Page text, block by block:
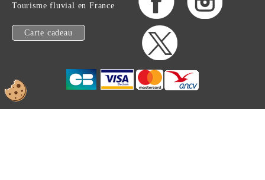
Tourisme fluvial en France
Carte cadeau